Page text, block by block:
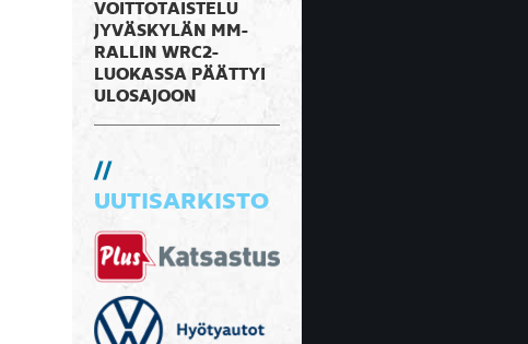
VOITTOTAISTELU
JYVÄSKYLÄN MM-
RALLIN WRC2-
LUOKASSA PÄÄTTYI
ULOSAJOON
UUTISARKISTO